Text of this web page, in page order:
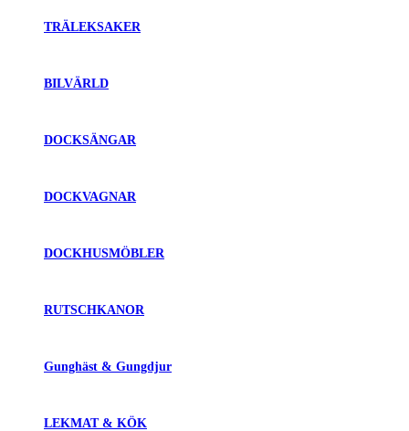
TRÄLEKSAKER
BILVÄRLD
DOCKSÄNGAR
DOCKVAGNAR
DOCKHUSMÖBLER
RUTSCHKANOR
Gunghäst & Gungdjur
LEKMAT & KÖK